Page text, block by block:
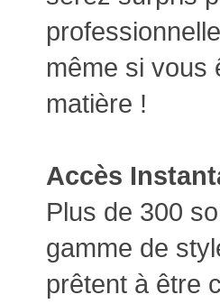
même si vous
matière !
Accès
Plus de 300
gamme de
prêtent à être